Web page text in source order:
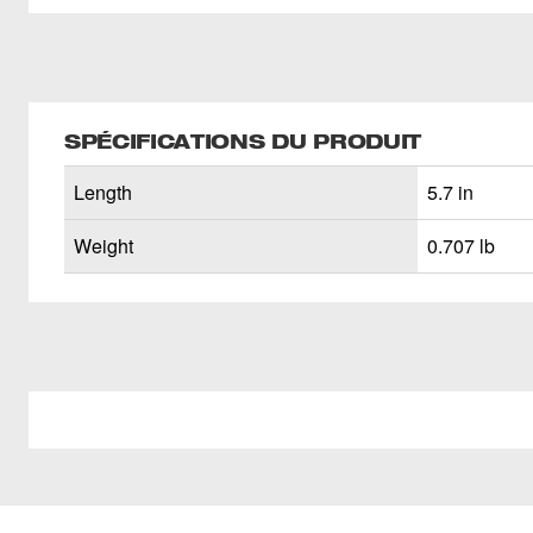
SPÉCIFICATIONS DU PRODUIT
Length
5.7 in
Weight
0.707 lb